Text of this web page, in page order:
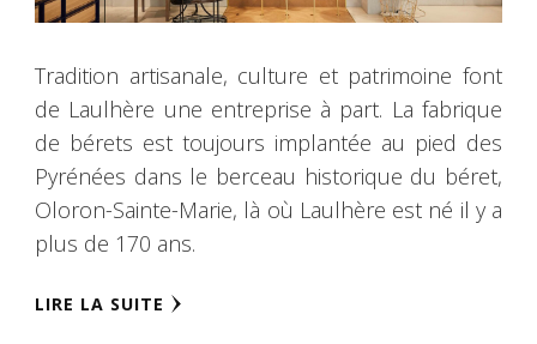
Tradition artisanale, culture et patrimoine font
de Laulhère une entreprise à part. La fabrique
de bérets est toujours implantée au pied des
Pyrénées dans le berceau historique du béret,
Oloron-Sainte-Marie, là où Laulhère est né il y a
plus de 170 ans.
LIRE LA SUITE